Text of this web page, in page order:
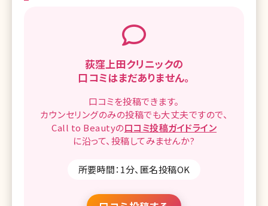
荻窪上田クリニックの
口コミはまだありません。
口コミを投稿できます。
カウンセリングのみの投稿でも大丈夫ですので、
Call to Beautyの口コミ投稿ガイドライン
に沿って、 投稿してみませんか?
所要時間：1分、匿名投稿OK